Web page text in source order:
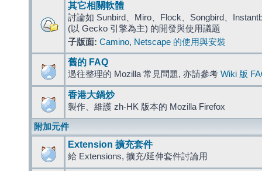
其它相關軟體
討論如 Sunbird、Miro、Flock、Songbird、
(以 Gecko 引擎為主) 的開發與使用議題
子版面: Camino, Netscape 的使用與安裝
舊的 FAQ
過往整理的 Mozilla 常見問題, 亦請參考 Wiki 版
香港大鍋炒
製作、維護 zh-HK 版本的 Mozilla Firefox
附加元件
Extension 擴充套件
給 Extensions, 擴充/延伸套件討論用